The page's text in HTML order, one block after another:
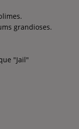
grandioses.
"Jail"